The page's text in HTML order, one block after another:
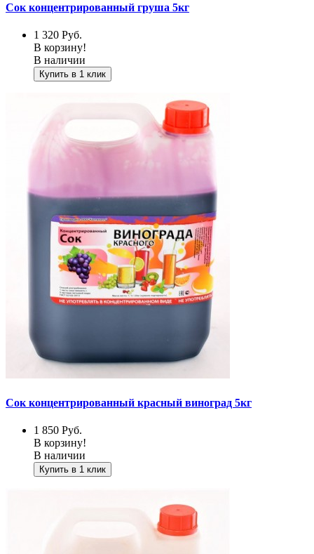
Сок концентрированный груша 5кг
1 320 Руб.
В корзину!
В наличии
Купить в 1 клик
Сок концентрированный красный виноград 5кг
1 850 Руб.
В корзину!
В наличии
Купить в 1 клик